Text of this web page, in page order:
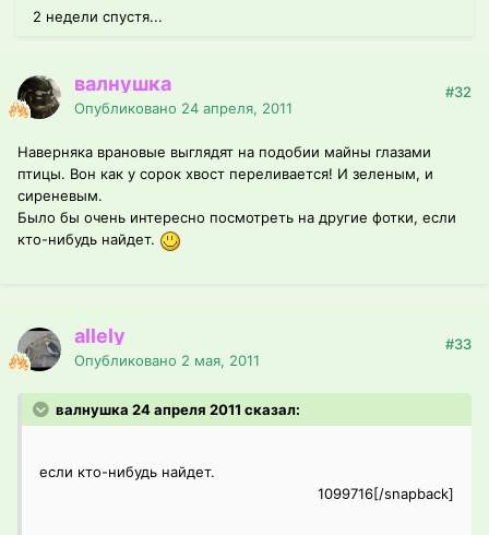
2 недели спустя...
валнушка
Опубликовано 24 апреля, 2011
#32
Наверняка врановые выглядят на подобии майны глазами
птицы. Вон как у сорок хвост переливается! И зеленым, и
сиреневым.
Было бы очень интересно посмотреть на другие фотки, если
кто-нибудь найдет.
allely
Опубликовано 2 мая, 2011
#33
валнушка 24 апреля 2011 сказал:
если кто-нибудь найдет.
1099716[/snapback]